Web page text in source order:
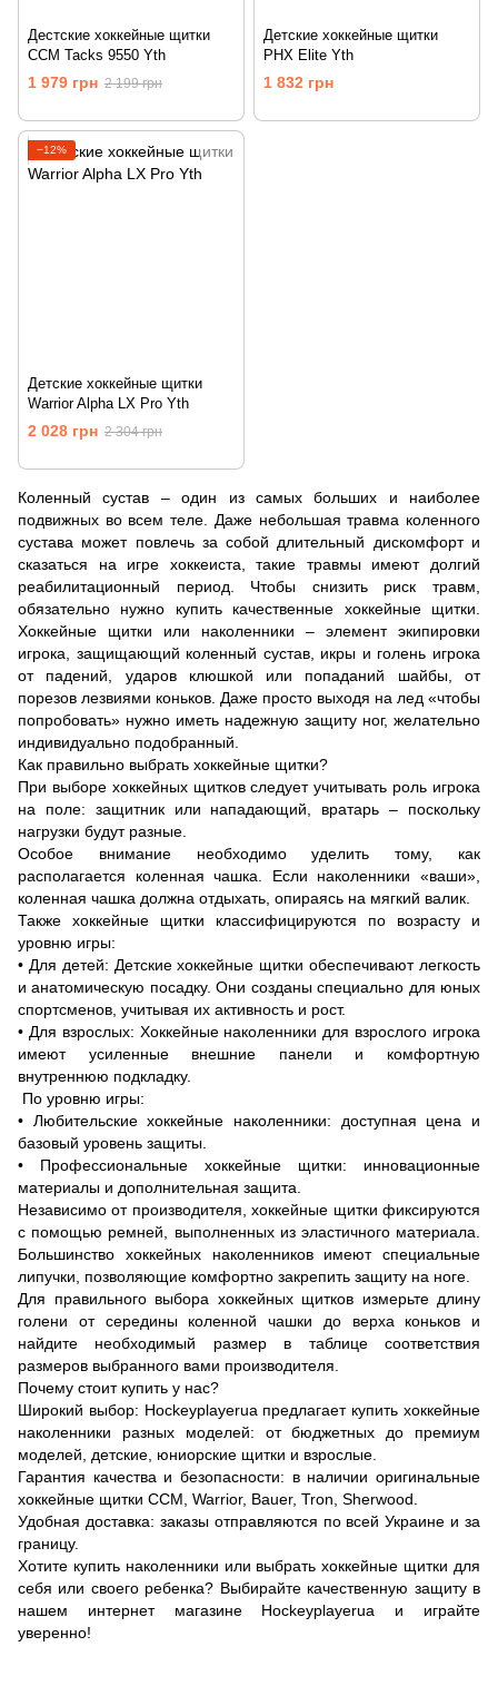
Дестские хоккейные щитки
CCM Tacks 9550 Yth
1 979 грн 2 199 грн
Детские хоккейные щитки
PHX Elite Yth
1 832 грн
−12%
Детские хоккейные щитки
Warrior Alpha LX Pro Yth
2 028 грн 2 304 грн
Коленный сустав – один из самых больших и наиболее
подвижных во всем теле. Даже небольшая травма коленного
сустава может повлечь за собой длительный дискомфорт и
сказаться на игре хоккеиста, такие травмы имеют долгий
реабилитационный период. Чтобы снизить риск травм,
обязательно нужно купить качественные хоккейные щитки.
Хоккейные щитки или наколенники – элемент экипировки
игрока, защищающий коленный сустав, икры и голень игрока
от падений, ударов клюшкой или попаданий шайбы, от
порезов лезвиями коньков. Даже просто выходя на лед «чтобы
попробовать» нужно иметь надежную защиту ног, желательно
индивидуально подобранный.
Как правильно выбрать хоккейные щитки?
При выборе хоккейных щитков следует учитывать роль игрока
на поле: защитник или нападающий, вратарь – поскольку
нагрузки будут разные.
Особое внимание необходимо уделить тому, как
располагается коленная чашка. Если наколенники «ваши»,
коленная чашка должна отдыхать, опираясь на мягкий валик.
Также хоккейные щитки классифицируются по возрасту и
уровню игры:
• Для детей: Детские хоккейные щитки обеспечивают легкость
и анатомическую посадку. Они созданы специально для юных
спортсменов, учитывая их активность и рост.
• Для взрослых: Хоккейные наколенники для взрослого игрока
имеют усиленные внешние панели и комфортную
внутреннюю подкладку.
По уровню игры:
• Любительские хоккейные наколенники: доступная цена и
базовый уровень защиты.
• Профессиональные хоккейные щитки: инновационные
материалы и дополнительная защита.
Независимо от производителя, хоккейные щитки фиксируются
с помощью ремней, выполненных из эластичного материала.
Большинство хоккейных наколенников имеют специальные
липучки, позволяющие комфортно закрепить защиту на ноге.
Для правильного выбора хоккейных щитков измерьте длину
голени от середины коленной чашки до верха коньков и
найдите необходимый размер в таблице соответствия
размеров выбранного вами производителя.
Почему стоит купить у нас?
Широкий выбор: Hockeyplayerua предлагает купить хоккейные
наколенники разных моделей: от бюджетных до премиум
моделей, детские, юниорские щитки и взрослые.
Гарантия качества и безопасности: в наличии оригинальные
хоккейные щитки ССM, Warrior, Bauer, Tron, Sherwood.
Удобная доставка: заказы отправляются по всей Украине и за
границу.
Хотите купить наколенники или выбрать хоккейные щитки для
себя или своего ребенка? Выбирайте качественную защиту в
нашем интернет магазине Hockeyplayerua и играйте
уверенно!